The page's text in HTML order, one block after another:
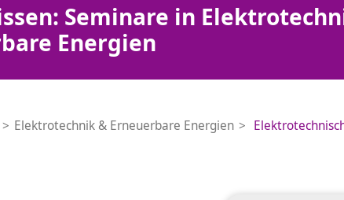
Seminare in
Energien
Elektrotechnik & Erneuerbare Energien